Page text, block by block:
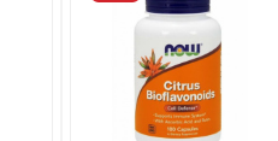
Добавить
Вишлист